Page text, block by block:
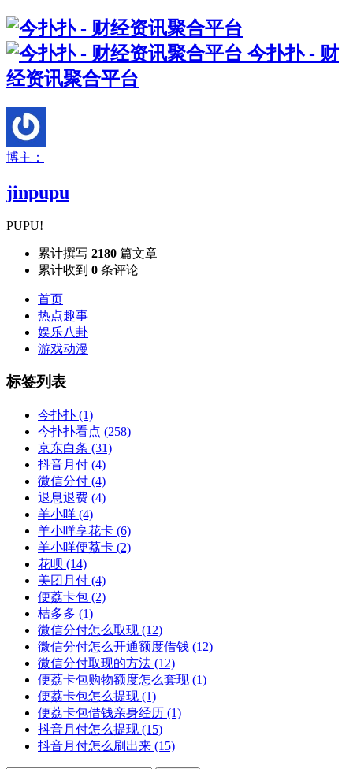
今扑扑 - 财
经资讯聚合平台
博主：
jinpupu
PUPU!
累计撰写 2180 篇文章
累计收到 0 条评论
首页
热点趣事
娱乐八卦
游戏动漫
标签列表
今扑扑 (1)
今扑扑看点 (258)
京东白条 (31)
抖音月付 (4)
微信分付 (4)
退息退费 (4)
羊小咩 (4)
羊小咩享花卡 (6)
羊小咩便荔卡 (2)
花呗 (14)
美团月付 (4)
便荔卡包 (2)
桔多多 (1)
微信分付怎么取现 (12)
微信分付怎么开通额度借钱 (12)
微信分付取现的方法 (12)
便荔卡包购物额度怎么套现 (1)
便荔卡包怎么提现 (1)
便荔卡包借钱亲身经历 (1)
抖音月付怎么提现 (15)
抖音月付怎么刷出来 (15)